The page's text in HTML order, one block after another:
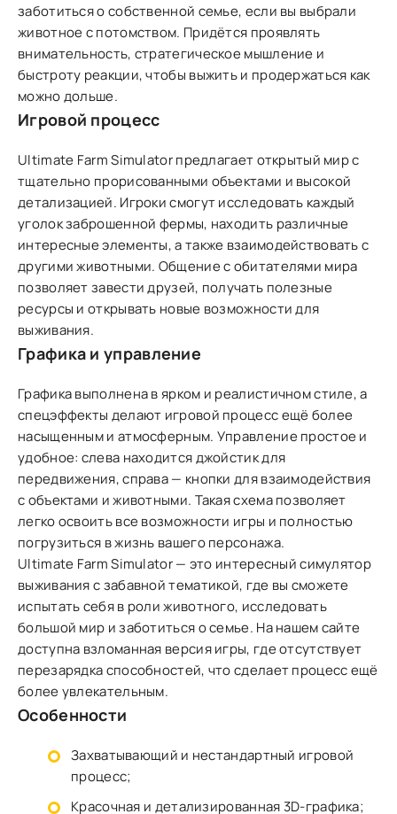
заботиться о собственной семье, если вы выбрали
животное с потомством. Придётся проявлять
внимательность, стратегическое мышление и
быстроту реакции, чтобы выжить и продержаться как
можно дольше.
Игровой процесс
Ultimate Farm Simulator предлагает открытый мир с
тщательно прорисованными объектами и высокой
детализацией. Игроки смогут исследовать каждый
уголок заброшенной фермы, находить различные
интересные элементы, а также взаимодействовать с
другими животными. Общение с обитателями мира
позволяет завести друзей, получать полезные
ресурсы и открывать новые возможности для
выживания.
Графика и управление
Графика выполнена в ярком и реалистичном стиле, а
спецэффекты делают игровой процесс ещё более
насыщенным и атмосферным. Управление простое и
удобное: слева находится джойстик для
передвижения, справа — кнопки для взаимодействия
с объектами и животными. Такая схема позволяет
легко освоить все возможности игры и полностью
погрузиться в жизнь вашего персонажа.
Ultimate Farm Simulator — это интересный симулятор
выживания с забавной тематикой, где вы сможете
испытать себя в роли животного, исследовать
большой мир и заботиться о семье. На нашем сайте
доступна взломанная версия игры, где отсутствует
перезарядка способностей, что сделает процесс ещё
более увлекательным.
Особенности
Захватывающий и нестандартный игровой
процесс;
Красочная и детализированная 3D-графика;